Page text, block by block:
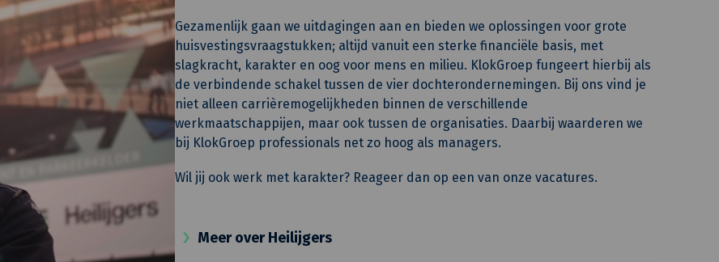
Gezamenlijk gaan we uitdagingen aan en bieden we oplossingen voor grote
huisvestingsvraagstukken; altijd vanuit een sterke financiële basis, met
slagkracht, karakter en oog voor mens en milieu. KlokGroep fungeert hierbij als
de verbindende schakel tussen de vier dochterondernemingen. Bij ons vind je
niet alleen carrièremogelijkheden binnen de verschillende
werkmaatschappijen, maar ook tussen de organisaties. Daarbij waarderen we
bij KlokGroep professionals net zo hoog als managers.
Wil jij ook werk met karakter? Reageer dan op een van onze vacatures.
Meer over Heilijgers